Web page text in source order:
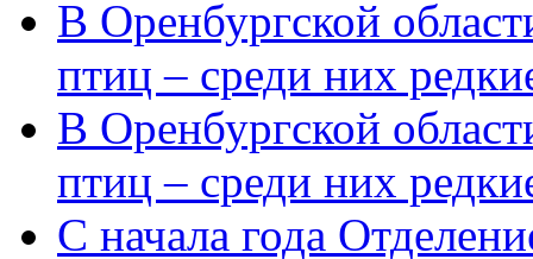
В Оренбургской
птиц – среди них
В Оренбургской
птиц – среди них
С начала года